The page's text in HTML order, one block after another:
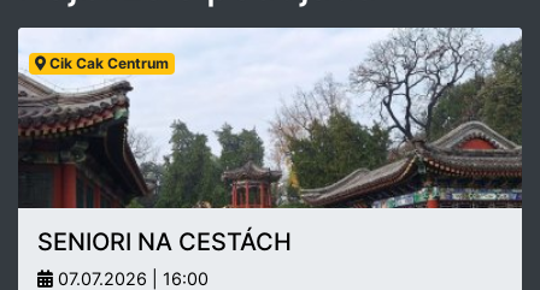
Cik Cak Centrum
SENIORI NA CESTÁCH
07.07.2026 | 16:00